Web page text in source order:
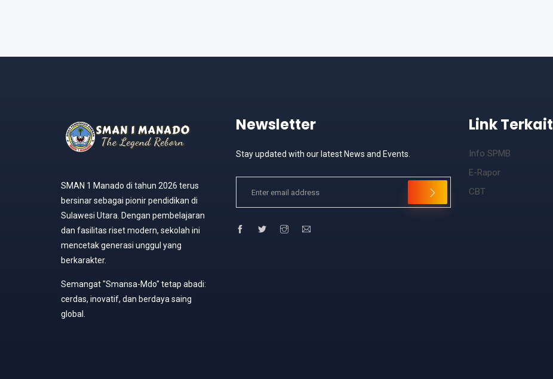
SMAN 1 Manado di tahun 2026 terus
bersinar sebagai pionir pendidikan di
Sulawesi Utara. Dengan pembelajaran
dan fasilitas riset modern, sekolah ini
mencetak generasi unggul yang
berkarakter.
Semangat "Smansa-Mdo" tetap abadi:
cerdas, inovatif, dan berdaya saing
global.
Newsletter
Stay updated with our latest News and Events.
Link Terkait
Info SPMB
E-Rapor
CBT